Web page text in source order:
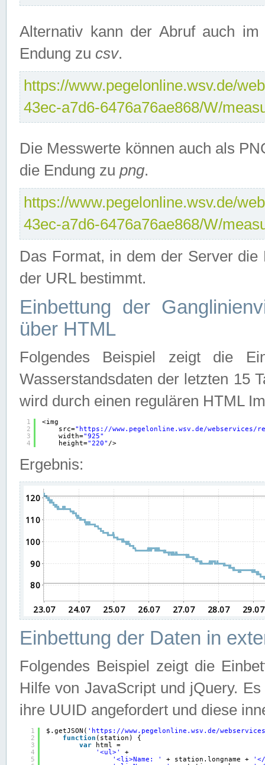
Alternativ kann der Abruf auch
Endung zu csv.
https://www.pegelonline.wsv.de/
43ec-a7d6-6476a76ae868/W/
Die Messwerte können auch als
die Endung zu png.
https://www.pegelonline.wsv.de/
43ec-a7d6-6476a76ae868/W/
Das Format, in dem der Server
der URL bestimmt.
Einbettung der
über HTML
Folgendes Beispiel zeigt die
Wasserstandsdaten der letzten 15
wird durch einen regulären HTML
1
2
3
4
<img
src=" https://www.pegelonline.wsv.de/webservices/
width="925"
height="220" />
Ergebnis:
Einbettung der Daten in
Folgendes Beispiel zeigt die
Hilfe von JavaScript und jQuery.
ihre UUID angefordert und diese
1
2
3
4
5
$.getJSON( ' https://www.pegelonline.wsv.de/
function (station) {
var
html =
'<ul>'
+
'<li>Name: '
+ station.longname +